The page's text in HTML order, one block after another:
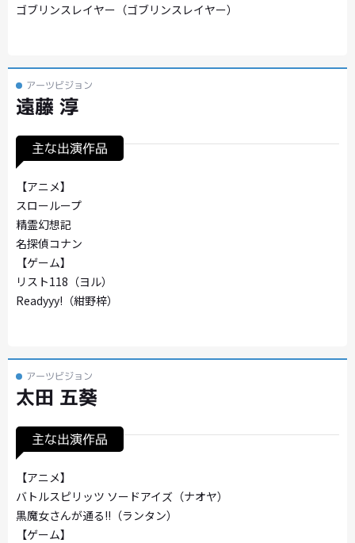
ゴブリンスレイヤー（ゴブリンスレイヤー）
アーツビジョン
遠藤 淳
主な出演作品
【アニメ】
スローループ
精霊幻想記
名探偵コナン
【ゲーム】
リスト118（ヨル）
Readyyy!（紺野梓）
アーツビジョン
太田 五葵
主な出演作品
【アニメ】
バトルスピリッツ ソードアイズ（ナオヤ）
黒魔女さんが通る!!（ランタン）
【ゲーム】